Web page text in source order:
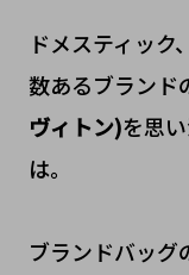
ドメスティック
数あるブランド
ヴィトン)を思
は。
ブランドバッグ